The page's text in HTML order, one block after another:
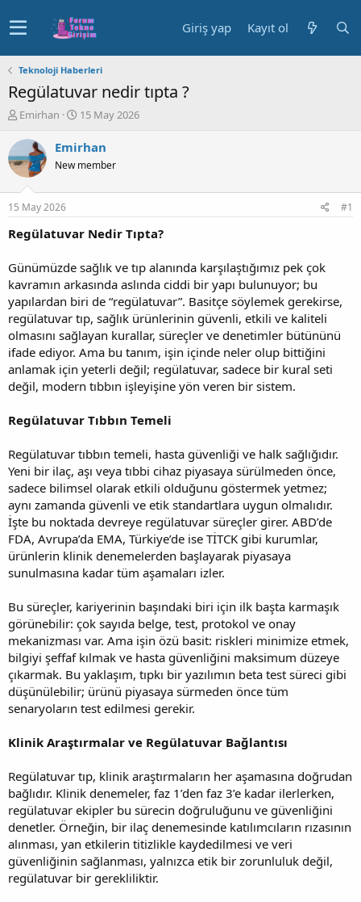
Giriş yap Kayıt ol
Teknoloji Haberleri
Regülatuvar nedir tıpta ?
K
n
u
y
b
a
ş
t
a
n
Emirhan
B
ş
a
ç
r
i
h
i
15 May 2026
Emirhan
New member
15 May 2026 #1
Regülatuvar Nedir Tıpta?
Günümüzde sağlık ve tıp alanında karşılaştığımız pek çok
kavramın arkasında aslında ciddi bir yapı bulunuyor; bu
yapılardan biri de “regülatuvar”. Basitçe söylemek gerekirse,
regülatuvar tıp, sağlık ürünlerinin güvenli, etkili ve kaliteli
olmasını sağlayan kurallar, süreçler ve denetimler bütününü
ifade ediyor. Ama bu tanım, işin içinde neler olup bittiğini
anlamak için yeterli değil; regülatuvar, sadece bir kural seti
değil, modern tıbbın işleyişine yön veren bir sistem.
Regülatuvar Tıbbın Temeli
Regülatuvar tıbbın temeli, hasta güvenliği ve halk sağlığıdır.
Yeni bir ilaç, aşı veya tıbbi cihaz piyasaya sürülmeden önce,
sadece bilimsel olarak etkili olduğunu göstermek yetmez;
aynı zamanda güvenli ve etik standartlara uygun olmalıdır.
İşte bu noktada devreye regülatuvar süreçler girer. ABD’de
FDA, Avrupa’da EMA, Türkiye’de ise TİTCK gibi kurumlar,
ürünlerin klinik denemelerden başlayarak piyasaya
sunulmasına kadar tüm aşamaları izler.
Bu süreçler, kariyerinin başındaki biri için ilk başta karmaşık
görünebilir: çok sayıda belge, test, protokol ve onay
mekanizması var. Ama işin özü basit: riskleri minimize etmek,
bilgiyi şeffaf kılmak ve hasta güvenliğini maksimum düzeye
çıkarmak. Bu yaklaşım, tıpkı bir yazılımın beta test süreci gibi
düşünülebilir; ürünü piyasaya sürmeden önce tüm
senaryoların test edilmesi gerekir.
Klinik Araştırmalar ve Regülatuvar Bağlantısı
Regülatuvar tıp, klinik araştırmaların her aşamasına doğrudan
bağlıdır. Klinik denemeler, faz 1’den faz 3’e kadar ilerlerken,
regülatuvar ekipler bu sürecin doğruluğunu ve güvenliğini
denetler. Örneğin, bir ilaç denemesinde katılımcıların rızasının
alınması, yan etkilerin titizlikle kaydedilmesi ve veri
güvenliğinin sağlanması, yalnızca etik bir zorunluluk değil,
regülatuvar bir gerekliliktir.